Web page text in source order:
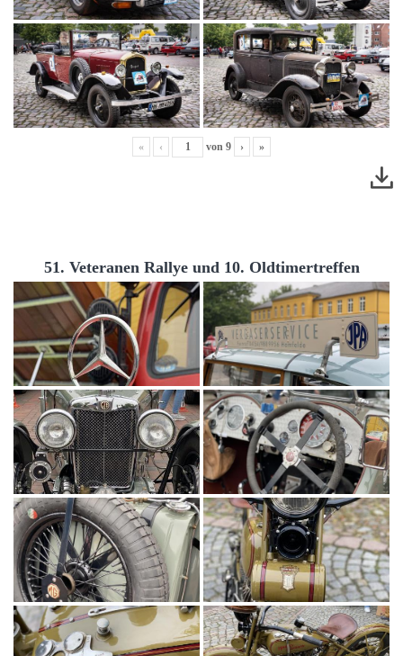
« ‹ von 9 › »
51. Veteranen Rallye und 10. Oldtimertreffen